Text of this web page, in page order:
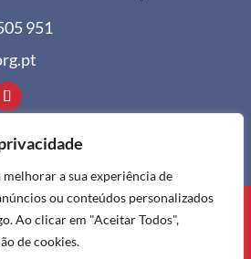
a sua experiência de
ou conteúdos personalizados
Ao clicar em "Aceitar Todos",
de cookies.
951
reservados à APF ©